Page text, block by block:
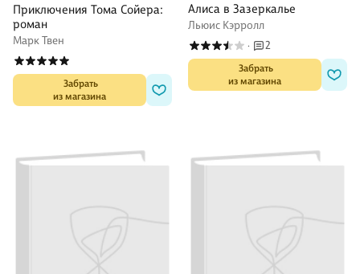
Приключения Тома Сойера:
роман
Марк Твен
Забрать
из магазина
Алиса в Зазеркалье
Льюис Кэрролл
· 2
Забрать
из магазина